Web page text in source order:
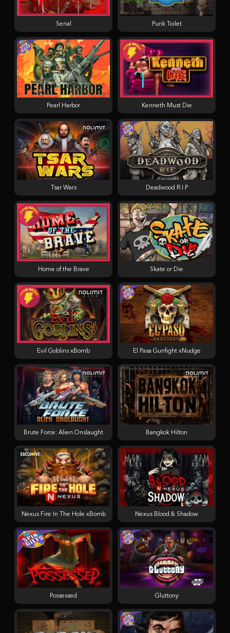
Nexus Blood & Shadow
Nexus Fire In The Hole xBomb
Tsar Wars
Home of the Brave Skate or Die
Deadwood R.I.P
Bangkok Hilton
Brute Force: Alien Onslaught
Kenneth Must Die
El Pasa Gunfight xNudge
Evil Goblins xBomb
Gluttony
Serial Punk Toilet
Possessed
Pearl Harbor